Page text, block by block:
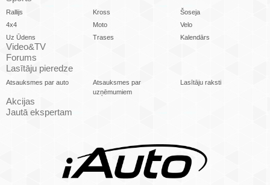
Rallijs Kross
Šoseja
4x4
Moto
Velo
Uz Ūdens
Trases Kalendārs
Video&TV
Forums
Lasītāju pieredze
Atsauksmes par auto
Atsauksmes par
uzņēmumiem
Lasītāju raksti
Akcijas
Jautā ekspertam